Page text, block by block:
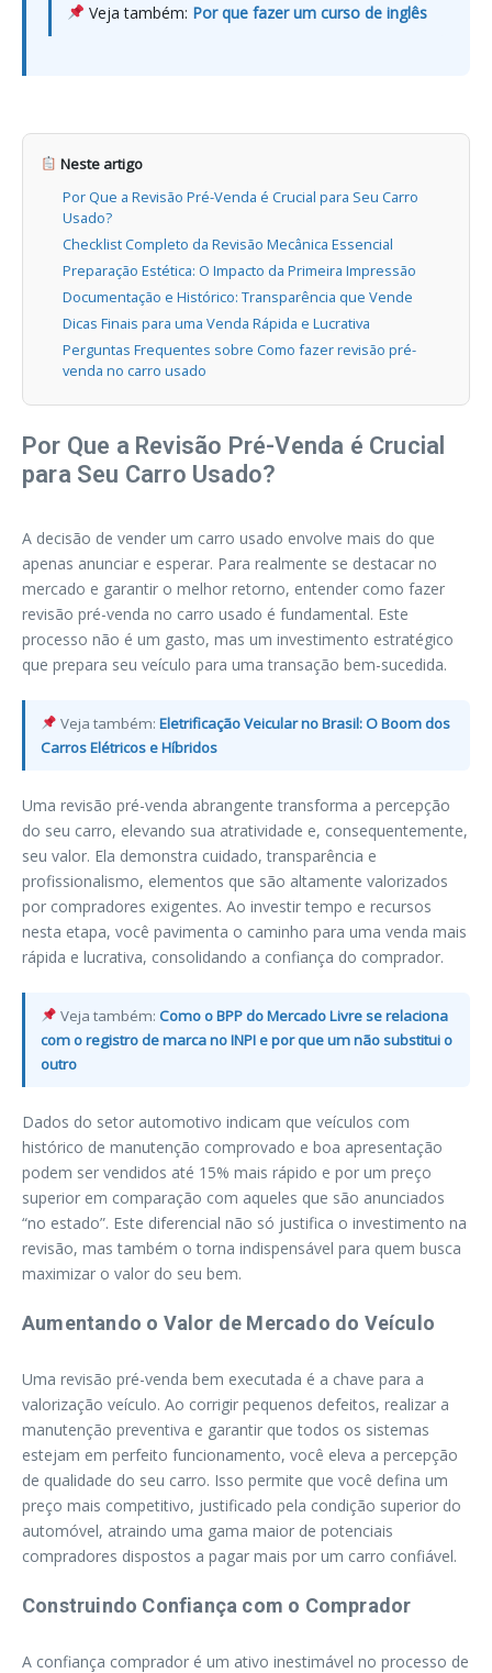
Veja também: Por que fazer um curso de inglês
Neste artigo
Por Que a Revisão Pré-Venda é Crucial para Seu Carro
Usado?
Checklist Completo da Revisão Mecânica Essencial
Preparação Estética: O Impacto da Primeira Impressão
Documentação e Histórico: Transparência que Vende
Dicas Finais para uma Venda Rápida e Lucrativa
Perguntas Frequentes sobre Como fazer revisão pré-
venda no carro usado
Por Que a Revisão Pré-Venda é Crucial
para Seu Carro Usado?
A decisão de vender um carro usado envolve mais do que
apenas anunciar e esperar. Para realmente se destacar no
mercado e garantir o melhor retorno, entender como fazer
revisão pré-venda no carro usado é fundamental. Este
processo não é um gasto, mas um investimento estratégico
que prepara seu veículo para uma transação bem-sucedida.
Veja também:Eletrificação Veicular no Brasil: O Boom dos
Carros Elétricos e Híbridos
Uma revisão pré-venda abrangente transforma a percepção
do seu carro, elevando sua atratividade e, consequentemente,
seu valor. Ela demonstra cuidado, transparência e
profissionalismo, elementos que são altamente valorizados
por compradores exigentes. Ao investir tempo e recursos
nesta etapa, você pavimenta o caminho para uma venda mais
rápida e lucrativa, consolidando a confiança do comprador.
Veja também:Como o BPP do Mercado Livre se relaciona
com o registro de marca no INPI e por que um não substitui o
outro
Dados do setor automotivo indicam que veículos com
histórico de manutenção comprovado e boa apresentação
podem ser vendidos até 15% mais rápido e por um preço
superior em comparação com aqueles que são anunciados
“no estado”. Este diferencial não só justifica o investimento na
revisão, mas também o torna indispensável para quem busca
maximizar o valor do seu bem.
Aumentando o Valor de Mercado do Veículo
Uma revisão pré-venda bem executada é a chave para a
valorização veículo. Ao corrigir pequenos defeitos, realizar a
manutenção preventiva e garantir que todos os sistemas
estejam em perfeito funcionamento, você eleva a percepção
de qualidade do seu carro. Isso permite que você defina um
preço mais competitivo, justificado pela condição superior do
automóvel, atraindo uma gama maior de potenciais
compradores dispostos a pagar mais por um carro confiável.
Construindo Confiança com o Comprador
A confiança comprador é um ativo inestimável no processo de